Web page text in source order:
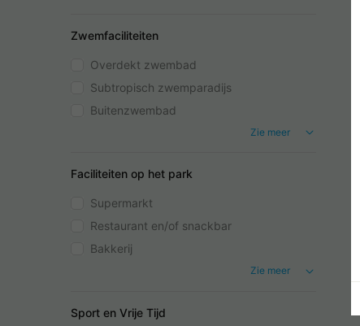
Zwemfaciliteiten
Overdekt zwembad
Subtropisch zwemparadijs
Buitenzwembad
Zie meer
Faciliteiten op het park
Supermarkt
Restaurant en/of snackbar
Bakkerij
Zie meer
Sport en Vrije Tijd